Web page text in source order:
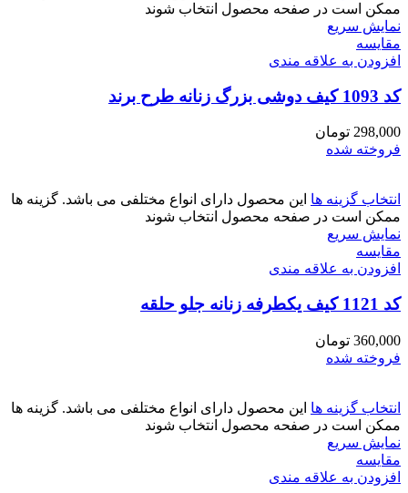
ممکن است در صفحه محصول انتخاب شوند
نمایش سریع
مقايسه
افزودن به علاقه مندی
کد 1093 کیف دوشی بزرگ زنانه طرح برند
298,000 تومان
فروخته شده
انتخاب گزینه ها این محصول دارای انواع مختلفی می باشد. گزینه ها
ممکن است در صفحه محصول انتخاب شوند
نمایش سریع
مقايسه
افزودن به علاقه مندی
کد 1121 کیف یکطرفه زنانه جلو حلقه
360,000 تومان
فروخته شده
انتخاب گزینه ها این محصول دارای انواع مختلفی می باشد. گزینه ها
ممکن است در صفحه محصول انتخاب شوند
نمایش سریع
مقايسه
افزودن به علاقه مندی